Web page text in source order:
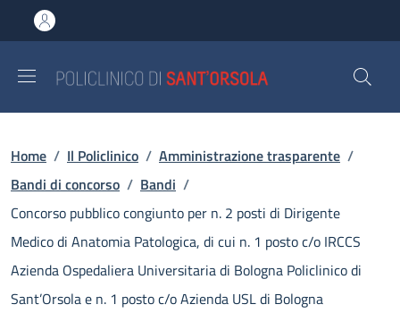
al contenuto principale
to footer content
Briciole di pane
Home / Il Policlinico / Amministrazione trasparente /
Bandi di concorso / Bandi /
Concorso pubblico congiunto per n. 2 posti di Dirigente
Medico di Anatomia Patologica, di cui n. 1 posto c/o IRCCS
Azienda Ospedaliera Universitaria di Bologna Policlinico di
Sant’Orsola e n. 1 posto c/o Azienda USL di Bologna